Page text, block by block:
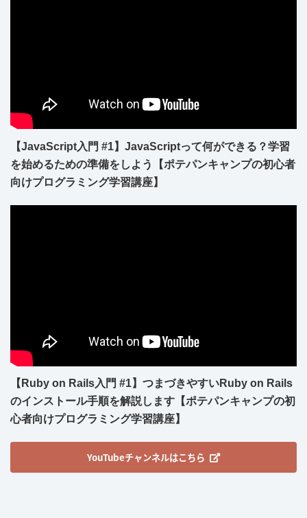
【JavaScript入門 #1】JavaScriptって何ができる？学習
を始めるための準備をしよう【ポテパンキャンプの初心者
向けプログラミング学習講座】
【Ruby on Rails入門 #1】つまづきやすいRuby on Rails
のインストール手順を解説します【ポテパンキャンプの初
心者向けプログラミング学習講座】
YouTubeチャンネルはこちら